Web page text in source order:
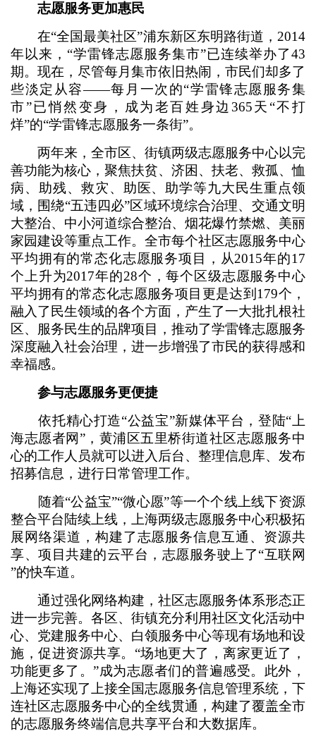
志愿服务更加惠民
在“全国最美社区”浦东新区东明路街道，2014
年以来，“学雷锋志愿服务集市”已连续举办了43
期。现在，尽管每月集市依旧热闹，市民们却多了
些淡定从容——每月一次的“学雷锋志愿服务集
市”已悄然变身，成为老百姓身边365天“不打
烊”的“学雷锋志愿服务一条街”。
两年来，全市区、街镇两级志愿服务中心以完
善功能为核心，聚焦扶贫、济困、扶老、救孤、恤
病、助残、救灾、助医、助学等九大民生重点领
域，围绕“五违四必”区域环境综合治理、交通文明
大整治、中小河道综合整治、烟花爆竹禁燃、美丽
家园建设等重点工作。全市每个社区志愿服务中心
平均拥有的常态化志愿服务项目，从2015年的17
个上升为2017年的28个，每个区级志愿服务中心
平均拥有的常态化志愿服务项目更是达到179个，
融入了民生领域的各个方面，产生了一大批扎根社
区、服务民生的品牌项目，推动了学雷锋志愿服务
深度融入社会治理，进一步增强了市民的获得感和
幸福感。
参与志愿服务更便捷
依托精心打造“公益宝”新媒体平台，登陆“上
海志愿者网”，黄浦区五里桥街道社区志愿服务中
心的工作人员就可以进入后台、整理信息库、发布
招募信息，进行日常管理工作。
随着“公益宝”“微心愿”等一个个线上线下资源
整合平台陆续上线，上海两级志愿服务中心积极拓
展网络渠道，构建了志愿服务信息互通、资源共
享、项目共建的云平台，志愿服务驶上了“互联网
”的快车道。
通过强化网络构建，社区志愿服务体系形态正
进一步完善。各区、街镇充分利用社区文化活动中
心、党建服务中心、白领服务中心等现有场地和设
施，促进资源共享。“场地更大了，离家更近了，
功能更多了。”成为志愿者们的普遍感受。此外，
上海还实现了上接全国志愿服务信息管理系统，下
连社区志愿服务中心的全线贯通，构建了覆盖全市
的志愿服务终端信息共享平台和大数据库。